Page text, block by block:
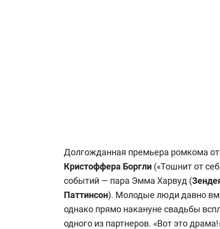
Долгожданная премьера ромкома
Кристоффера Боргли («Тошнит от
событий — пара Эмма Харвуд (
Паттинсон). Молодые люди давно
однако прямо накануне свадьбы
одного из партнеров. «Вот это